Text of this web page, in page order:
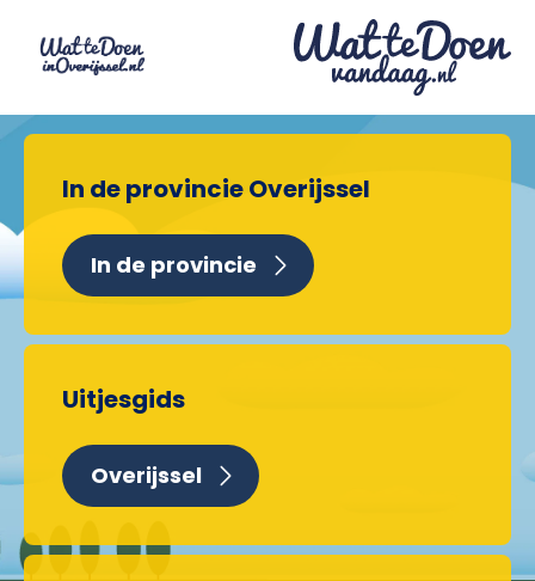
In de provincie Overijssel
In de provincie
Uitjesgids
Overijssel